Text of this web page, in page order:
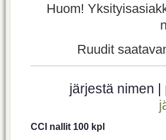
Huom!
Ruudit
järjestä nimen |
CCI nallit 100 kpl